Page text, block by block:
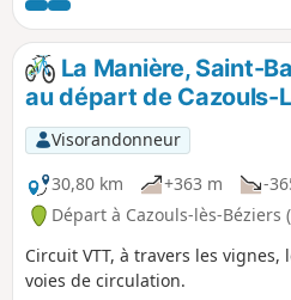
La Manière, Saint-
au départ de Cazouls-
Visorandonneur
30,80 km
+363 m -
Départ à Cazouls-lès-Béziers
Circuit VTT, à travers les
voies de circulation.